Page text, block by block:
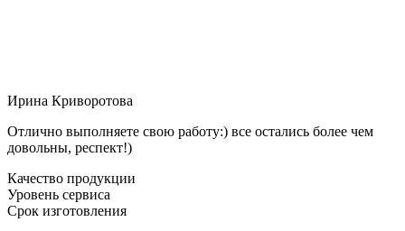
Ирина Криворотова
Отлично выполняете свою работу:) все остались более чем
довольны, респект!)
Качество продукции
Уровень сервиса
Срок изготовления